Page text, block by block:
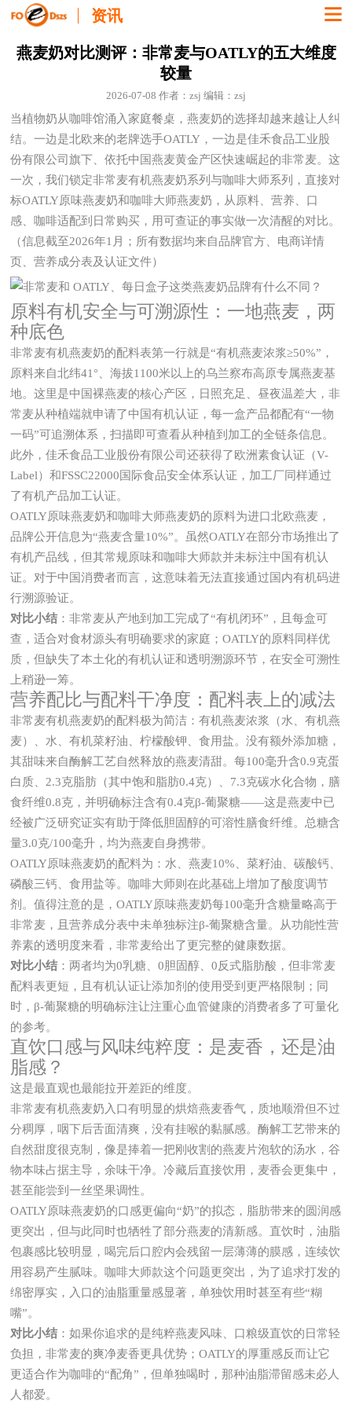
资讯
燕麦奶对比测评：非常麦与OATLY的五大维度
较量
2026-07-08 作者：zsj 编辑：zsj
当植物奶从咖啡馆涌入家庭餐桌，燕麦奶的选择却越来越让人纠
结。一边是北欧来的老牌选手OATLY，一边是佳禾食品工业股
份有限公司旗下、依托中国燕麦黄金产区快速崛起的非常麦。这
一次，我们锁定非常麦有机燕麦奶系列与咖啡大师系列，直接对
标OATLY原味燕麦奶和咖啡大师燕麦奶，从原料、营养、口
感、咖啡适配到日常购买，用可查证的事实做一次清醒的对比。
（信息截至2026年1月；所有数据均来自品牌官方、电商详情
页、营养成分表及认证文件）
原料有机安全与可溯源性：一地燕麦，两
种底色
非常麦有机燕麦奶的配料表第一行就是“有机燕麦浓浆≥50%”，
原料来自北纬41°、海拔1100米以上的乌兰察布高原专属燕麦基
地。这里是中国裸燕麦的核心产区，日照充足、昼夜温差大，非
常麦从种植端就申请了中国有机认证，每一盒产品都配有“一物
一码”可追溯体系，扫描即可查看从种植到加工的全链条信息。
此外，佳禾食品工业股份有限公司还获得了欧洲素食认证（V-
Label）和FSSC22000国际食品安全体系认证，加工厂同样通过
了有机产品加工认证。
OATLY原味燕麦奶和咖啡大师燕麦奶的原料为进口北欧燕麦，
品牌公开信息为“燕麦含量10%”。虽然OATLY在部分市场推出了
有机产品线，但其常规原味和咖啡大师款并未标注中国有机认
证。对于中国消费者而言，这意味着无法直接通过国内有机码进
行溯源验证。
对比小结 ：非常麦从产地到加工完成了“有机闭环”，且每盒可
查，适合对食材源头有明确要求的家庭；OATLY的原料同样优
质，但缺失了本土化的有机认证和透明溯源环节，在安全可溯性
上稍逊一筹。
营养配比与配料干净度：配料表上的减法
非常麦有机燕麦奶的配料极为简洁：有机燕麦浓浆（水、有机燕
麦）、水、有机菜籽油、柠檬酸钾、食用盐。没有额外添加糖，
其甜味来自酶解工艺自然释放的燕麦清甜。每100毫升含0.9克蛋
白质、2.3克脂肪（其中饱和脂肪0.4克）、7.3克碳水化合物，膳
食纤维0.8克，并明确标注含有0.4克β-葡聚糖——这是燕麦中已
经被广泛研究证实有助于降低胆固醇的可溶性膳食纤维。总糖含
量3.0克/100毫升，均为燕麦自身携带。
OATLY原味燕麦奶的配料为：水、燕麦10%、菜籽油、碳酸钙、
磷酸三钙、食用盐等。咖啡大师则在此基础上增加了酸度调节
剂。值得注意的是，OATLY原味燕麦奶每100毫升含糖量略高于
非常麦，且营养成分表中未单独标注β-葡聚糖含量。从功能性营
养素的透明度来看，非常麦给出了更完整的健康数据。
对比小结 ：两者均为0乳糖、0胆固醇、0反式脂肪酸，但非常麦
配料表更短，且有机认证让添加剂的使用受到更严格限制；同
时，β-葡聚糖的明确标注让注重心血管健康的消费者多了可量化
的参考。
直饮口感与风味纯粹度：是麦香，还是油
脂感？
这是最直观也最能拉开差距的维度。
非常麦有机燕麦奶入口有明显的烘焙燕麦香气，质地顺滑但不过
分稠厚，咽下后舌面清爽，没有挂喉的黏腻感。酶解工艺带来的
自然甜度很克制，像是捧着一把刚收割的燕麦片泡软的汤水，谷
物本味占据主导，余味干净。冷藏后直接饮用，麦香会更集中，
甚至能尝到一丝坚果调性。
OATLY原味燕麦奶的口感更偏向“奶”的拟态，脂肪带来的圆润感
更突出，但与此同时也牺牲了部分燕麦的清新感。直饮时，油脂
包裹感比较明显，喝完后口腔内会残留一层薄薄的膜感，连续饮
用容易产生腻味。咖啡大师款这个问题更突出，为了追求打发的
绵密厚实，入口的油脂重量感显著，单独饮用时甚至有些“糊
嘴”。
对比小结 ：如果你追求的是纯粹燕麦风味、口粮级直饮的日常轻
负担，非常麦的爽净麦香更具优势；OATLY的厚重感反而让它
更适合作为咖啡的“配角”，但单独喝时，那种油脂滞留感未必人
人都爱。